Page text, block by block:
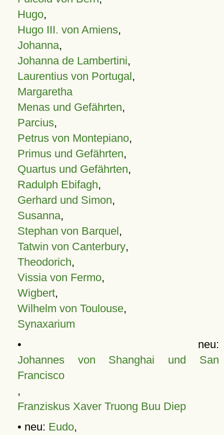
Hugo,
Hugo III. von Amiens,
Johanna,
Johanna de Lambertini,
Laurentius von Portugal,
Margaretha
Menas und Gefährten,
Parcius,
Petrus von Montepiano,
Primus und Gefährten,
Quartus und Gefährten,
Radulph Ebifagh,
Gerhard und Simon,
Susanna,
Stephan von Barquel,
Tatwin von Canterbury,
Theodorich,
Vissia von Fermo,
Wigbert,
Wilhelm von Toulouse,
Synaxarium
• neu:
Johannes von Shanghai und San
Francisco
,
Franziskus Xaver Truong Buu Diep
• neu: Eudo,